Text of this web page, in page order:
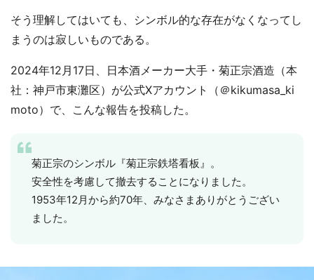
そう理解してはいても、シンボル的な存在がなくなってし
まうのは寂しいものである。
2024年12月17日、日本酒メーカー大手・菊正宗酒造（本
社：神戸市東灘区）が公式Xアカウント（＠kikumasa_ki
moto）で、こんな報告を投稿した。
菊正宗のシンボル『菊正宗鉄塔看板』。
安全性を考慮して撤去することになりました。
1953年12月から約70年、みなさまありがとうござい
ました。